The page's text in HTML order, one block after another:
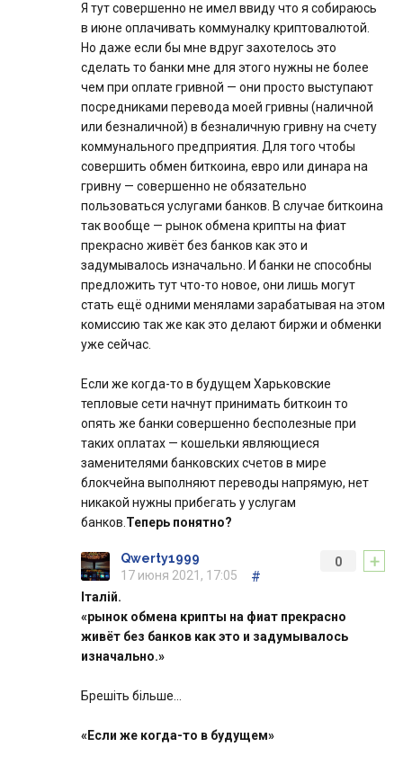
Я тут совершенно не имел ввиду что я собираюсь
в июне оплачивать коммуналку криптовалютой.
Но даже если бы мне вдруг захотелось это
сделать то банки мне для этого нужны не более
чем при оплате гривной — они просто выступают
посредниками перевода моей гривны (наличной
или безналичной) в безналичную гривну на счету
коммунального предприятия. Для того чтобы
совершить обмен биткоина, евро или динара на
гривну — совершенно не обязательно
пользоваться услугами банков. В случае биткоина
так вообще — рынок обмена крипты на фиат
прекрасно живёт без банков как это и
задумывалось изначально. И банки не способны
предложить тут что-то новое, они лишь могут
стать ещё одними менялами зарабатывая на этом
комиссию так же как это делают биржи и обменки
уже сейчас.
Если же когда-то в будущем Харьковские
тепловые сети начнут принимать биткоин то
опять же банки совершенно бесполезные при
таких оплатах — кошельки являющиеся
заменителями банковских счетов в мире
блокчейна выполняют переводы напрямую, нет
никакой нужны прибегать у услугам
банков.Теперь понятно?
+
0
Qwerty1999
17 июня 2021, 17:05
#
Італій.
«рынок обмена крипты на фиат прекрасно
живёт без банков как это и задумывалось
изначально.»
Брешіть більше…
«Если же когда-то в будущем»